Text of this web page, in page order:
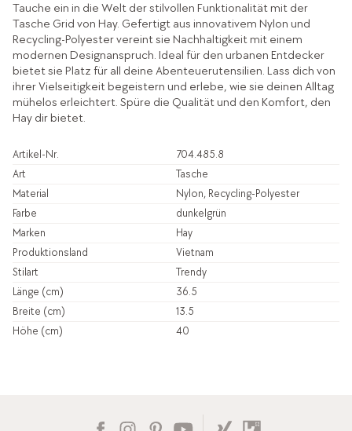
Tauche ein in die Welt der stilvollen Funktionalität mit der
Tasche Grid von Hay. Gefertigt aus innovativem Nylon und
Recycling-Polyester vereint sie Nachhaltigkeit mit einem
modernen Designanspruch. Ideal für den urbanen Entdecker
bietet sie Platz für all deine Abenteuerutensilien. Lass dich von
ihrer Vielseitigkeit begeistern und erlebe, wie sie deinen Alltag
mühelos erleichtert. Spüre die Qualität und den Komfort, den
Hay dir bietet.
Artikel-Nr.
704.485.8
Art
Tasche
Material
Nylon, Recycling-Polyester
Farbe
dunkelgrün
Marken
Hay
Produktionsland
Vietnam
Stilart
Trendy
Länge (cm)
36.5
Breite (cm)
13.5
Höhe (cm)
40